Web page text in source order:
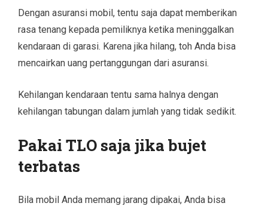
Dengan asuransi mobil, tentu saja dapat memberikan
rasa tenang kepada pemiliknya ketika meninggalkan
kendaraan di garasi. Karena jika hilang, toh Anda bisa
mencairkan uang pertanggungan dari asuransi.
Kehilangan kendaraan tentu sama halnya dengan
kehilangan tabungan dalam jumlah yang tidak sedikit.
Pakai TLO saja jika bujet
terbatas
Bila mobil Anda memang jarang dipakai, Anda bisa